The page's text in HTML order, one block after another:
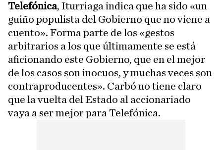
Telefónica, Iturriaga indica que ha sido «un
guiño populista del Gobierno que no viene a
cuento». Forma parte de los «gestos
arbitrarios a los que últimamente se está
aficionando este Gobierno, que en el mejor
de los casos son inocuos, y muchas veces son
contraproducentes». Carbó no tiene claro
que la vuelta del Estado al accionariado
vaya a ser mejor para Telefónica.